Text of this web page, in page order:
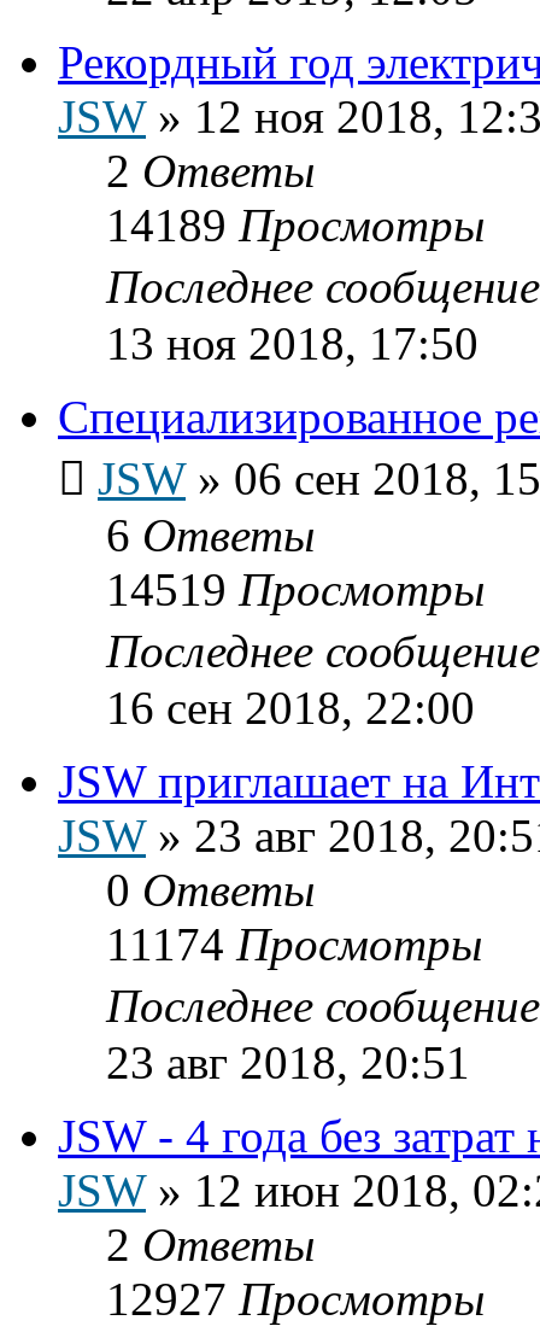
Рекордный год
JSW» 12 ноя 2018,
2 Ответы
14189 Просмотры
Последнее
13 ноя 2018, 17:50
Специализированное
JSW» 06 сен 2018,
6 Ответы
14519 Просмотры
Последнее
16 сен 2018, 22:00
JSW приглашает на
JSW» 23 авг 2018,
0 Ответы
11174 Просмотры
Последнее
23 авг 2018, 20:51
JSW - 4 года без
JSW» 12 июн 2018,
2 Ответы
12927 Просмотры